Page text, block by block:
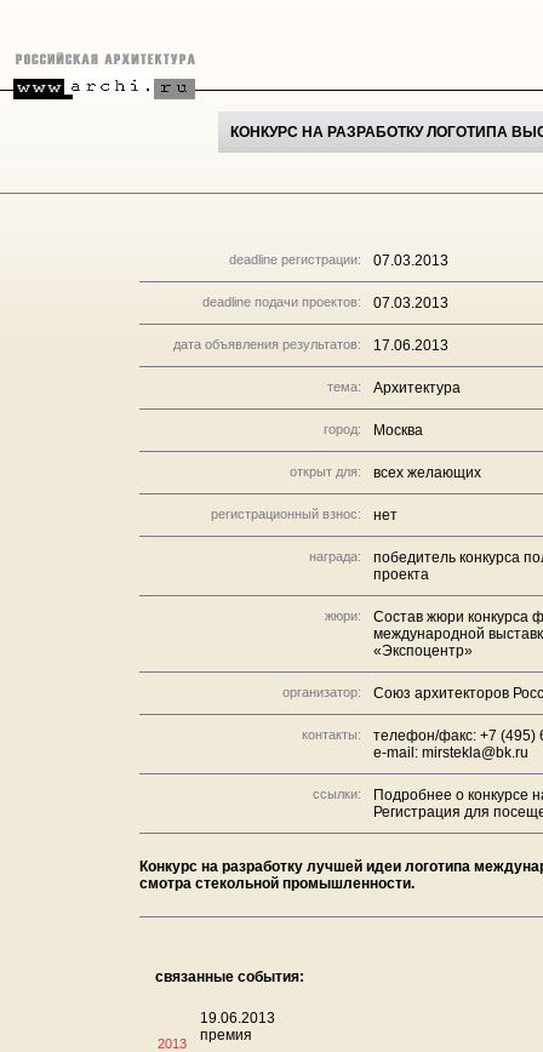
КОНКУРС НА РАЗРАБОТКУ ЛОГОТИПА
deadline регистрации: 07.03.2013
deadline подачи проектов: 07.03.2013
дата объявления результатов: 17.06.2013
тема: Архитектура
город: Москва
открыт для: всех желающих
регистрационный взнос: нет
награда:
победитель конкурса
проекта
жюри:
Состав жюри конкурса
международной
«Экспоцентр»
организатор: Союз архитекторов
контакты:
телефон/факс: +7 (495)
e-mail: mirstekla@bk.ru
ссылки:
Подробнее о конкурсе
Регистрация для
Конкурс на разработку лучшей идеи логотипа
смотра стекольной промышленности.
связанные события:
2013
19.06.2013
премия